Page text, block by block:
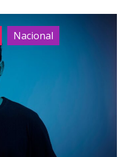
Nacional